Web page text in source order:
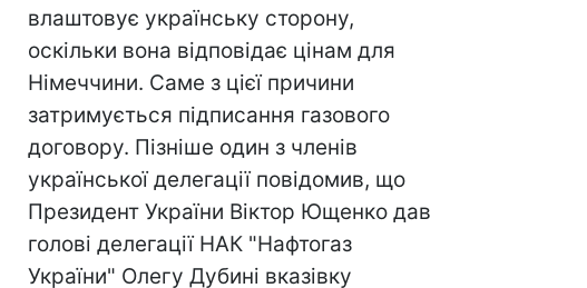
влаштовує українську сторону,
оскільки вона відповідає цінам для
Німеччини. Саме з цієї причини
затримується підписання газового
договору. Пізніше один з членів
української делегації повідомив, що
Президент України Віктор Ющенко дав
голові делегації НАК "Нафтогаз
України" Олегу Дубині вказівку